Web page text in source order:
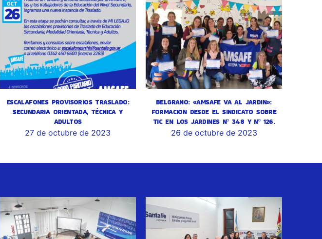
ESCALAFONES PROVISORIOS TRASLADO:
SECUNDARIA ORIENTADA, TÉCNICA Y
ADULTOS
27 de octubre de 2023
BELGRANO: «AMSAFE VA AL JARDIN»:
FORMACION DESDE EL SINDICATO SOBRE
TIC EN LOS JARDINES Nº 348 Y Nº 126.
26 de octubre de 2023